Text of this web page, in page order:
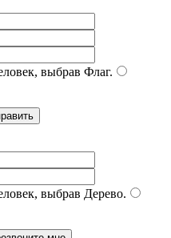
выбрав Флаг.
выбрав Дерево.